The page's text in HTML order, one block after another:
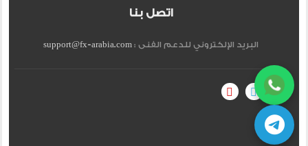
اتصل بنا
البريد الإلكتروني للدعم الفنى :support@fx-arabia.com